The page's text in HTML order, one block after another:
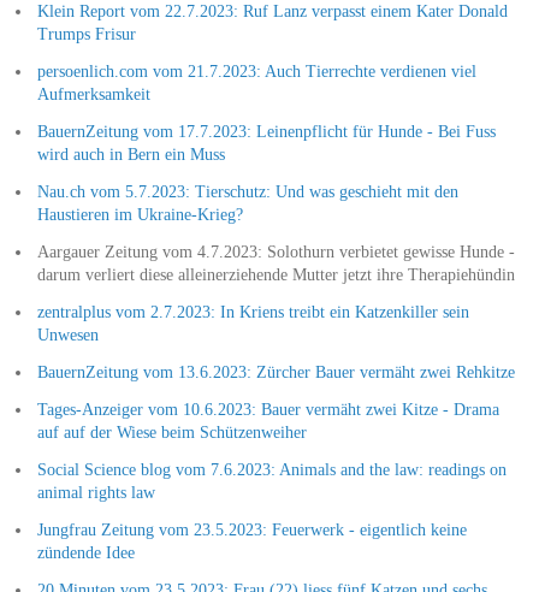
Klein Report vom 22.7.2023: Ruf Lanz verpasst einem Kater Donald
Trumps Frisur
persoenlich.com vom 21.7.2023: Auch Tierrechte verdienen viel
Aufmerksamkeit
BauernZeitung vom 17.7.2023: Leinenpflicht für Hunde - Bei Fuss
wird auch in Bern ein Muss
Nau.ch vom 5.7.2023: Tierschutz: Und was geschieht mit den
Haustieren im Ukraine-Krieg?
Aargauer Zeitung vom 4.7.2023: Solothurn verbietet gewisse Hunde -
darum verliert diese alleinerziehende Mutter jetzt ihre Therapiehündin
zentralplus vom 2.7.2023: In Kriens treibt ein Katzenkiller sein
Unwesen
BauernZeitung vom 13.6.2023: Zürcher Bauer vermäht zwei Rehkitze
Tages-Anzeiger vom 10.6.2023: Bauer vermäht zwei Kitze - Drama
auf auf der Wiese beim Schützenweiher
Social Science blog vom 7.6.2023: Animals and the law: readings on
animal rights law
Jungfrau Zeitung vom 23.5.2023: Feuerwerk - eigentlich keine
zündende Idee